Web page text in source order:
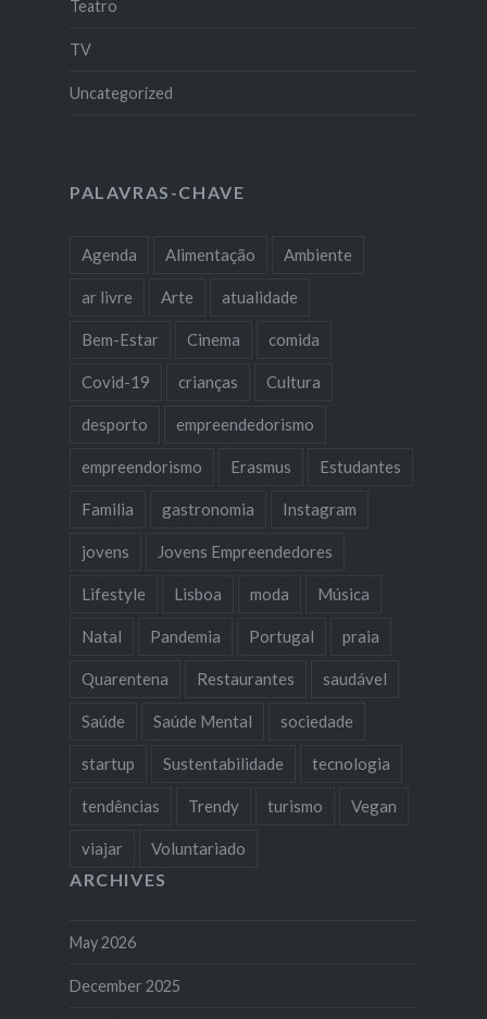
Teatro
TV
Uncategorized
PALAVRAS-CHAVE
Agenda Alimentação Ambiente
ar livre Arte atualidade
Bem-Estar Cinema comida
Covid-19 crianças Cultura
desporto empreendedorismo
empreendorismo Erasmus Estudantes
Familia gastronomia Instagram
jovens Jovens Empreendedores
Lifestyle Lisboa moda Música
Natal Pandemia Portugal praia
Quarentena Restaurantes saudável
Saúde Saúde Mental sociedade
startup Sustentabilidade tecnologia
tendências Trendy turismo Vegan
viajar Voluntariado
ARCHIVES
May 2026
December 2025